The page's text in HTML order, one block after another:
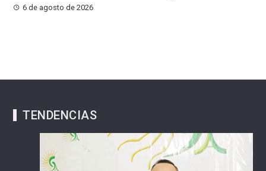
6 de agosto de 2026
TENDENCIAS